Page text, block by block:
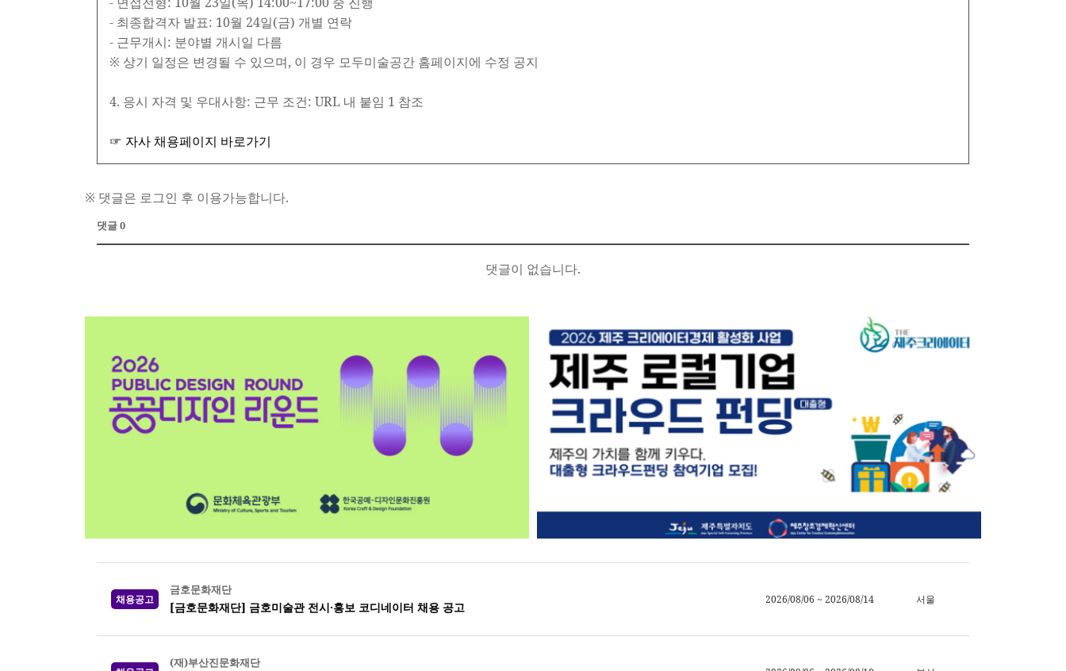
- 최종합격자 발표: 10월 24일(금) 개별 연락
- 근무개시: 분야별 개시일 다름
※ 상기 일정은 변경될 수 있으며, 이 경우 모두미술공간 홈페이지에 수정 공지
4. 응시 자격 및 우대사항: 근무 조건: URL 내 붙임 1 참조
☞ 자사 채용페이지 바로가기
※ 댓글은 로그인 후 이용가능합니다.
댓글 0
댓글이 없습니다.
채용공고
금호문화재단
[금호문화재단] 금호미술관 전시·홍보 코디네이터 채용 공고
2026/08/06 ~ 2026/08/14 서울
(재)부산진문화재단